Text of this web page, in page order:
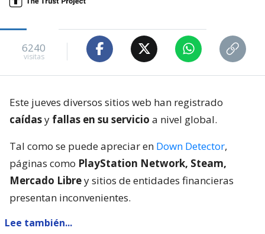
6240
visitas
Este jueves diversos sitios web han registrado
caídasy fallas en su servicio a nivel global.
Tal como se puede apreciar en Down Detector,
páginas como PlayStation Network, Steam,
Mercado Librey sitios de entidades financieras
presentan inconvenientes.
Lee también...